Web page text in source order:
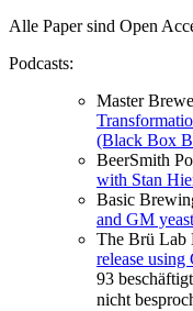
Alle Paper sind Open
Podcasts:
Master
(Black Box
BeerSmith
with Stan
Basic
and GM yeast
The Brü Lab
release
93
nicht